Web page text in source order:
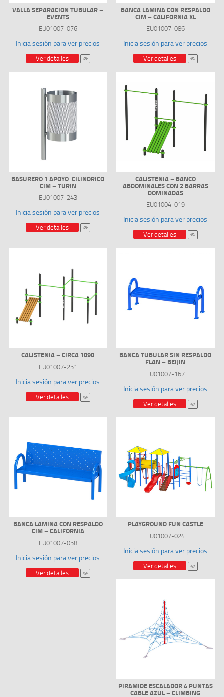
VALLA SEPARACION TUBULAR –
EVENTS
EU01007-076
Inicia sesión para ver precios
Ver detalles
BANCA LAMINA CON RESPALDO
CIM – CALIFORNIA XL
EU01007-086
Inicia sesión para ver precios
Ver detalles
BASURERO 1 APOYO CILINDRICO
CIM – TURIN
EU01007-243
Inicia sesión para ver precios
Ver detalles
CALISTENIA – BANCO
ABDOMINALES CON 2 BARRAS
DOMINADAS
EU01004-019
Inicia sesión para ver precios
Ver detalles
CALISTENIA – CIRCA 1090
EU01007-251
Inicia sesión para ver precios
Ver detalles
BANCA TUBULAR SIN RESPALDO
FLAN – BEIJIN
EU01007-167
Inicia sesión para ver precios
Ver detalles
BANCA LAMINA CON RESPALDO
CIM – CALIFORNIA
EU01007-058
Inicia sesión para ver precios
Ver detalles
PLAYGROUND FUN CASTLE
EU01007-024
Inicia sesión para ver precios
Ver detalles
PIRAMIDE ESCALADOR 4 PUNTAS
CABLE AZUL – CLIMBING